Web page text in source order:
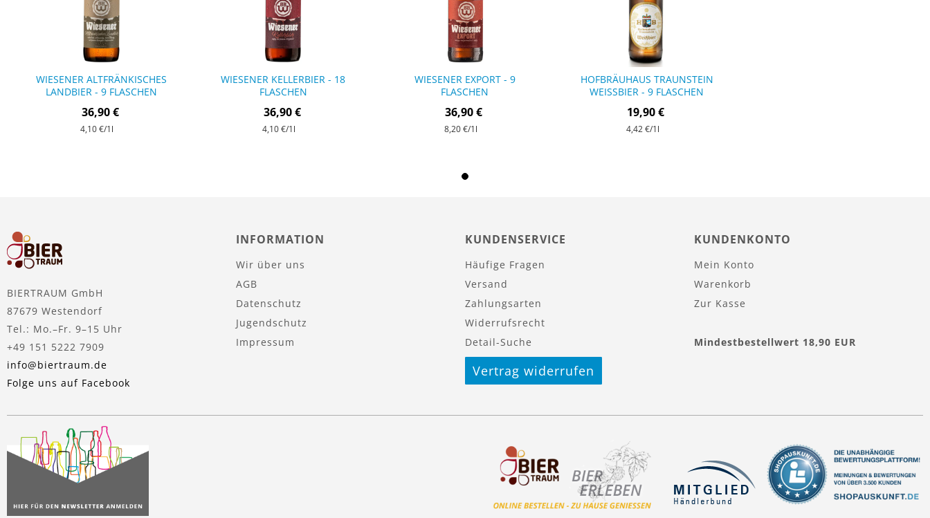
WIESENER ALTFRÄNKISCHES
LANDBIER - 9 FLASCHEN
36,90 €
4,10 €/1l
WIESENER KELLERBIER - 18
FLASCHEN
36,90 €
4,10 €/1l
WIESENER EXPORT - 9
FLASCHEN
36,90 €
8,20 €/1l
HOFBRÄUHAUS TRAUNSTEIN
WEISSBIER - 9 FLASCHEN
19,90 €
4,42 €/1l
BIERTRAUM GmbH
87679 Westendorf
Tel.: Mo.–Fr. 9–15 Uhr
+49 151 5222 7909
info@biertraum.de
Folge uns auf Facebook
INFORMATION
Wir über uns
AGB
Datenschutz
Jugendschutz
Impressum
KUNDENSERVICE
Häufige Fragen
Versand
Zahlungsarten
Widerrufsrecht
Detail-Suche
Vertrag widerrufen
KUNDENKONTO
Mein Konto
Warenkorb
Zur Kasse
Mindestbestellwert 18,90 EUR